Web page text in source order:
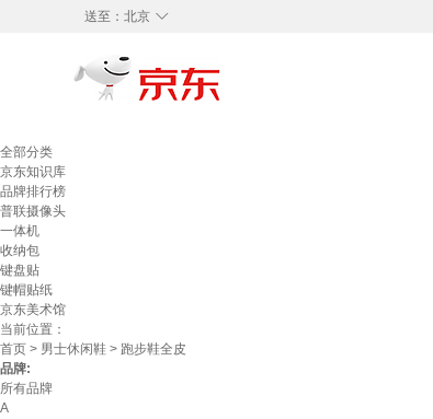
◇
送至： 北京
全部分类
京东知识库
品牌排行榜
普联摄像头
一体机
收纳包
键盘贴
键帽贴纸
京东美术馆
当前位置：
首页 > 男士休闲鞋 > 跑步鞋全皮
品牌:
所有品牌
A